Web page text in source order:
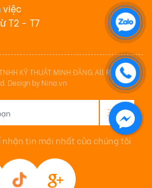
việc
T2 - T7
KỸ THUẬT MINH ĐĂNG.All Rights
Design by Nina.vn
nhận tin mới nhất của chúng tôi